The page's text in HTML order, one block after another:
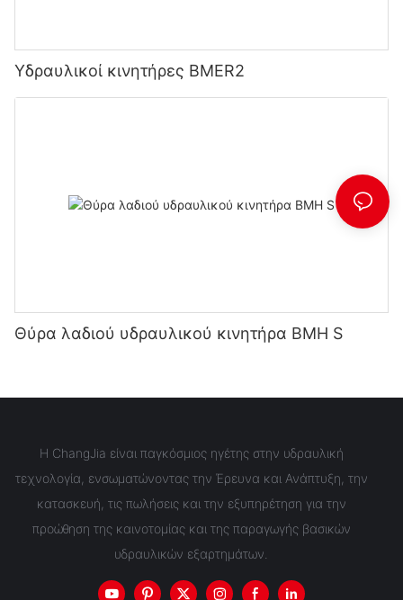
Υδραυλικοί κινητήρες BMER2
Θύρα λαδιού υδραυλικού κινητήρα BMH S
Η ChangJia είναι παγκόσμιος ηγέτης στην υδραυλική
τεχνολογία, ενσωματώνοντας την Έρευνα και Ανάπτυξη, την
κατασκευή, τις πωλήσεις και την εξυπηρέτηση για την
προώθηση της καινοτομίας και της παραγωγής βασικών
υδραυλικών εξαρτημάτων.